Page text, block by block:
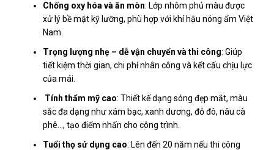
Chống oxy hóa và ăn mòn: Lớp nhôm phủ màu được
xử lý bề mặt kỹ lưỡng, phù hợp với khí hậu nóng ẩm Việt
Nam.
Trọng lượng nhẹ – dễ vận chuyển và thi công: Giúp
tiết kiệm thời gian, chi phí nhân công và kết cấu chịu lực
của mái.
Tính thẩm mỹ cao: Thiết kế dạng sóng đẹp mắt, màu
sắc đa dạng như xám bạc, xanh dương, đỏ đô, nâu cà
phê…, tạo điểm nhấn cho công trình.
Tuổi thọ sử dụng cao: Lên đến 20 năm nếu thi công